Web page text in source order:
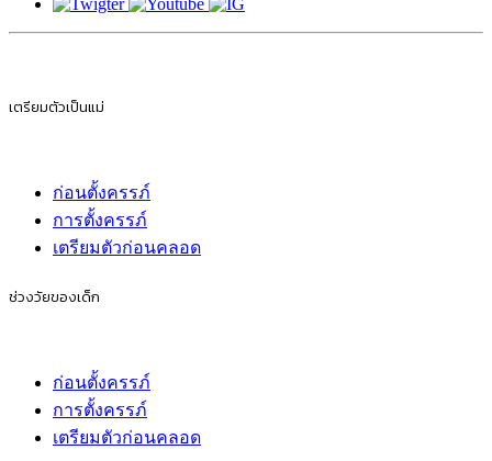
เตรียมตัวเป็นแม่
ก่อนตั้งครรภ์
การตั้งครรภ์
เตรียมตัวก่อนคลอด
ช่วงวัยของเด็ก
ก่อนตั้งครรภ์
การตั้งครรภ์
เตรียมตัวก่อนคลอด